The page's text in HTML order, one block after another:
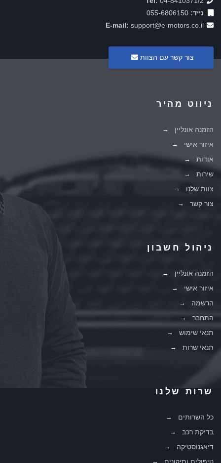
נייד: 055-6806150
E-mail: support@e-motors.co.il
צור קשר עם הצוות
ניווט מהיר
הזמנה אונליין
איזור אישי
אודות
שירות
צוות שלנו
צור קשר
ניהול חשבון
הזמנה אונליין
איזור אישי
הרשמה
התחבר
תנאי שימוש
תנאי שרות
שרות שלנו
כל השרותים
בדיקת רכב
דיאגנוסטיקה
טיפולים ותיקונים